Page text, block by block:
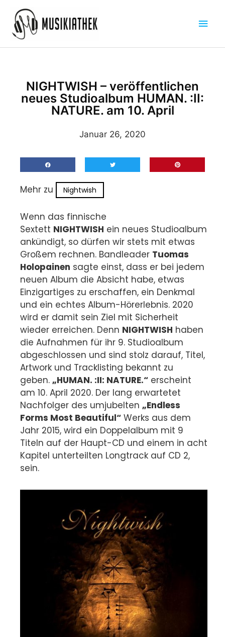
Inhalt
springen
NIGHTWISH – veröffentlichen
neues Studioalbum HUMAN. :II:
NATURE. am 10. April
Januar 26, 2020
Mehr zu Nightwish
Wenn das finnische
Sextett NIGHTWISH ein neues Studioalbum
ankündigt, so dürfen wir stets mit etwas
Großem rechnen. Bandleader Tuomas
Holopainen sagte einst, dass er bei jedem
neuen Album die Absicht habe, etwas
Einzigartiges zu erschaffen, ein Denkmal
und ein echtes Album-Hörerlebnis. 2020
wird er damit sein Ziel mit Sicherheit
wieder erreichen. Denn NIGHTWISH haben
die Aufnahmen für ihr 9. Studioalbum
abgeschlossen und sind stolz darauf, Titel,
Artwork und Tracklisting bekannt zu
geben. „HUMAN. :II: NATURE.“ erscheint
am 10. April 2020. Der lang erwartetet
Nachfolger des umjubelten „Endless
Forms Most Beautiful“ Werks aus dem
Jahr 2015, wird ein Doppelalbum mit 9
Titeln auf der Haupt-CD und einem in acht
Kapitel unterteilten Longtrack auf CD 2,
sein.